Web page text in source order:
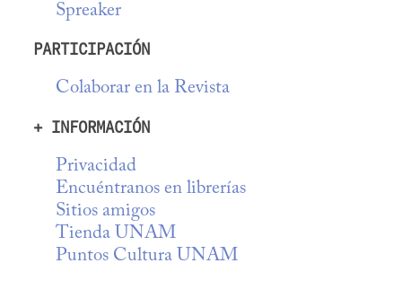
Spreaker
PARTICIPACIÓN
Colaborar en la Revista
+ INFORMACIÓN
Privacidad
Encuéntranos en librerías
Sitios amigos
Tienda UNAM
Puntos Cultura UNAM